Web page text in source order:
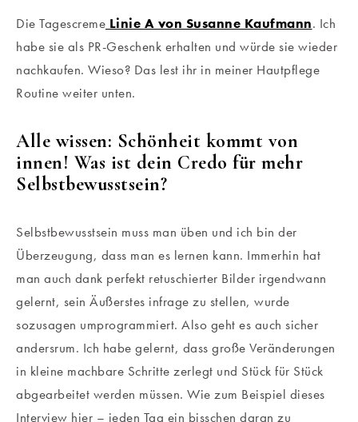
Die Tagescreme Linie A von Susanne Kaufmann. Ich
habe sie als PR-Geschenk erhalten und würde sie wieder
nachkaufen. Wieso? Das lest ihr in meiner Hautpflege
Routine weiter unten.
Alle wissen: Schönheit kommt von
innen! Was ist dein Credo für mehr
Selbstbewusstsein?
Selbstbewusstsein muss man üben und ich bin der
Überzeugung, dass man es lernen kann. Immerhin hat
man auch dank perfekt retuschierter Bilder irgendwann
gelernt, sein Äußerstes infrage zu stellen, wurde
sozusagen umprogrammiert. Also geht es auch sicher
andersrum. Ich habe gelernt, dass große Veränderungen
in kleine machbare Schritte zerlegt und Stück für Stück
abgearbeitet werden müssen. Wie zum Beispiel dieses
Interview hier – jeden Tag ein bisschen daran zu